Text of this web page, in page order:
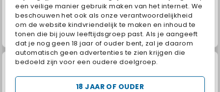
een veilige manier gebruik maken van het internet. We
beschouwen het ook als onze verantwoordelijkheid
om de website kindvriendelijk te maken en inhoud te
tonen die bij jouw leeftijdsgroep past. Als je aangeeft
dat je nog geen 18 jaar of ouder bent, zal je daarom
automatisch geen advertenties te zien krijgen die
bedoeld zijn voor een oudere doelgroep.
18 JAAR OF OUDER
Masha and the Bear: Meadows Scala 40